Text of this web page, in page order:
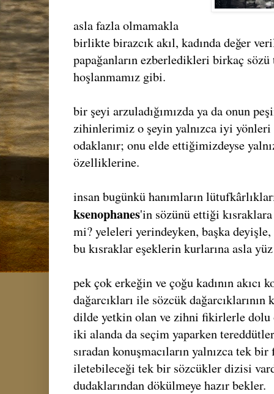
asla fazla olmamakla
birlikte birazcık akıl, kadında değer
papağanların ezberledikleri birkaç sözü
hoşlanmamız gibi.
bir şeyi arzuladığımızda ya da onun
zihinlerimiz o şeyin yalnızca iyi
odaklanır; onu elde ettiğimizdeyse
özelliklerine.
insan bugünkü hanımların
ksenophanes'in sözünü ettiği
mi? yeleleri yerindeyken, başka
bu kısraklar eşeklerin kurlarına asla
pek çok erkeğin ve çoğu kadının akıcı
dağarcıkları ile sözcük dağarcıklarının
dilde yetkin olan ve zihni fikirlerle dolu
iki alanda da seçim yaparken
sıradan konuşmacıların yalnızca tek
iletebileceği tek bir sözcükler dizisi
dudaklarından dökülmeye hazır bekler.